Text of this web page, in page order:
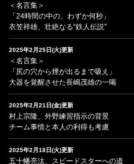
＜名言集＞
「24時間の中の、わずか何秒」
衣笠祥雄、壮絶なる“鉄人伝説”
2025年2月25日(火)更新
＜名言集＞
「尻の穴から煙が出るまで吸え」
大器を覚醒させた長嶋茂雄の一喝
2025年2月21日(金)更新
村上宗隆、外野練習指示の背景
チーム事情と本人の利得も考慮
2025年2月18日(火)更新
五十幡亮汰、スピードスターへの道